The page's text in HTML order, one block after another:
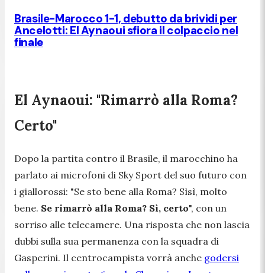
Brasile-Marocco 1-1, debutto da brividi per
Ancelotti: El Aynaoui sfiora il colpaccio nel
finale
El Aynaoui: "Rimarrò alla Roma?
Certo"
Dopo la partita contro il Brasile, il marocchino ha
parlato ai microfoni di Sky Sport del suo futuro con
i giallorossi: "Se sto bene alla Roma? Sìsì, molto
bene. Se rimarrò alla Roma? Sì, certo", con un
sorriso alle telecamere. Una risposta che non lascia
dubbi sulla sua permanenza con la squadra di
Gasperini. Il centrocampista vorrà anche godersi